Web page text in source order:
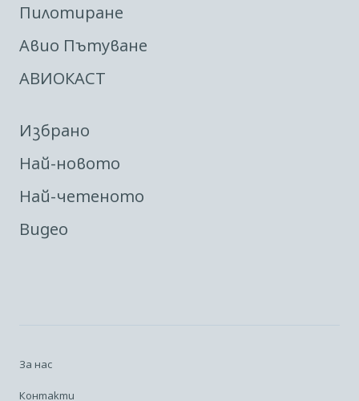
Пилотиране
Авио Пътуване
АВИОКАСТ
Избрано
Най-новото
Най-четеното
Видео
За нас
Контакти